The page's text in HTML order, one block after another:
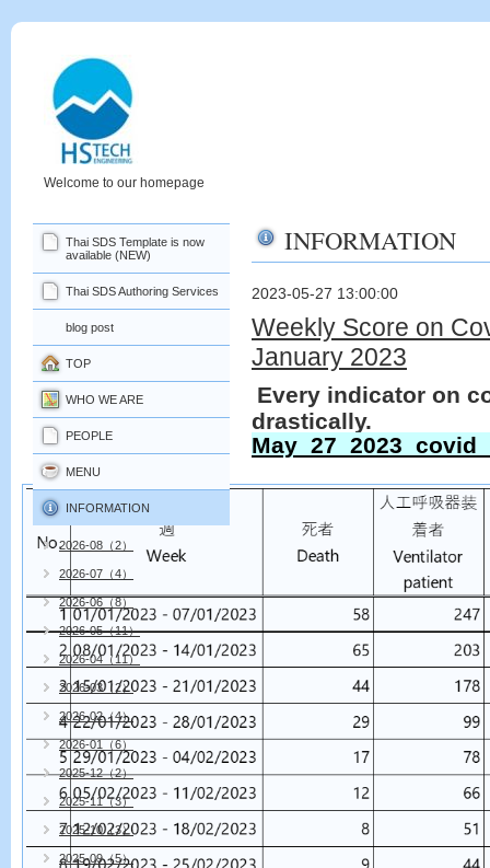
Welcome to our homepage
INFORMATION
2023-05-27 13:00:00
Weekly Score on
January 2023
Every indicator on
drastically.
Thai SDS Template is now
available (NEW)
Thai SDS Authoring Services
blog post
TOP
WHO WE ARE
PEOPLE
MENU
INFORMATION
2026-08（2）
2026-07（4）
2026-06（8）
2026-05（11）
2026-04（11）
2026-03（2）
2026-02（4）
2026-01（6）
2025-12（2）
2025-11（3）
2025-10（3）
2025-09（5）